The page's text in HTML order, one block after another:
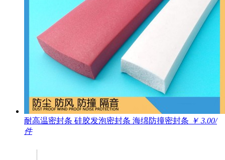
耐高温密封条 硅胶发泡密封条 海绵防撞密封条 ￥ 3.00/
件